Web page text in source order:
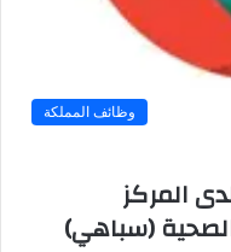
وظائف المملكة
المركز
(سباهي)